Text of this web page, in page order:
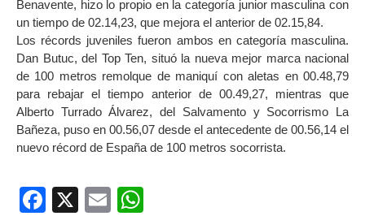
Benavente, hizo lo propio en la categoría junior masculina con
un tiempo de 02.14,23, que mejora el anterior de 02.15,84.
Los récords juveniles fueron ambos en categoría masculina.
Dan Butuc, del Top Ten, situó la nueva mejor marca nacional
de 100 metros remolque de maniquí con aletas en 00.48,79
para rebajar el tiempo anterior de 00.49,27, mientras que
Alberto Turrado Álvarez, del Salvamento y Socorrismo La
Bañeza, puso en 00.56,07 desde el antecedente de 00.56,14 el
nuevo récord de España de 100 metros socorrista.
Facebook
X Email